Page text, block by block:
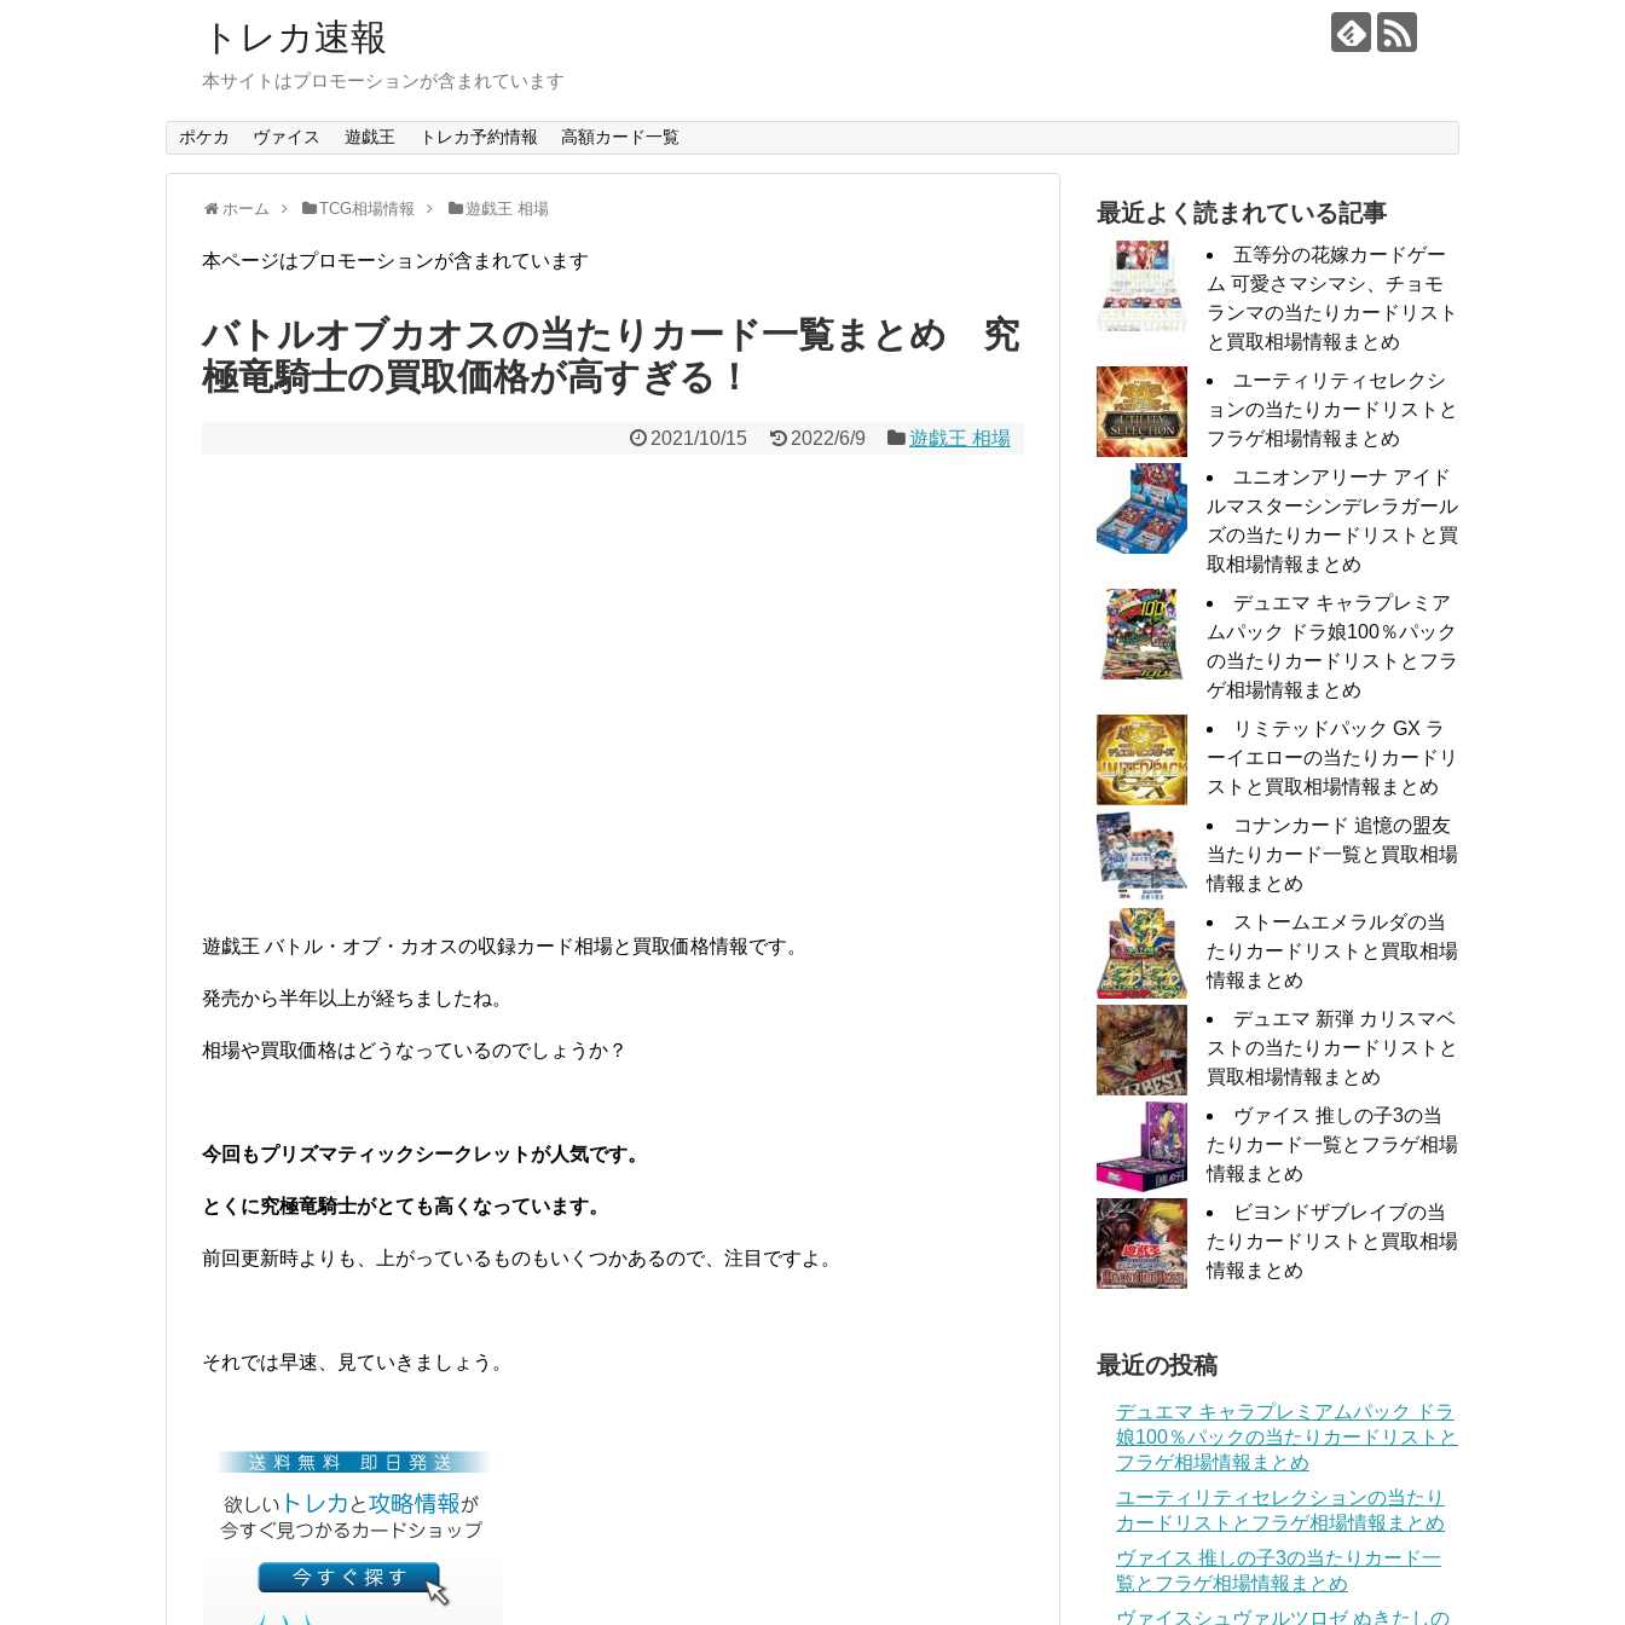
トレカ速報
本サイトはプロモーションが含まれています
ポケカ ヴァイス 遊戯王 トレカ予約情報 高額カード一覧
ホーム TCG相場情報 遊戯王 相場
本ページはプロモーションが含まれています
バトルオブカオスの当たりカード一覧まとめ 究
極竜騎士の買取価格が高すぎる！
2021/10/15 2022/6/9 遊戯王 相場
遊戯王 バトル・オブ・カオスの収録カード相場と買取価格情報です。
発売から半年以上が経ちましたね。
相場や買取価格はどうなっているのでしょうか？
今回もプリズマティックシークレットが人気です。
とくに究極竜騎士がとても高くなっています。
前回更新時よりも、上がっているものもいくつかあるので、注目ですよ。
それでは早速、見ていきましょう。
最近よく読まれている記事
五等分の花嫁カードゲー
ム 可愛さマシマシ、チョモ
ランマの当たりカードリスト
と買取相場情報まとめ
ユーティリティセレクシ
ョンの当たりカードリストと
フラゲ相場情報まとめ
ユニオンアリーナ アイド
ルマスターシンデレラガール
ズの当たりカードリストと買
取相場情報まとめ
デュエマ キャラプレミア
ムパック ドラ娘100％パック
の当たりカードリストとフラ
ゲ相場情報まとめ
リミテッドパック GX ラ
ーイエローの当たりカードリ
ストと買取相場情報まとめ
コナンカード 追憶の盟友
当たりカード一覧と買取相場
情報まとめ
ストームエメラルダの当
たりカードリストと買取相場
情報まとめ
デュエマ 新弾 カリスマベ
ストの当たりカードリストと
買取相場情報まとめ
ヴァイス 推しの子3の当
たりカード一覧とフラゲ相場
情報まとめ
ビヨンドザブレイブの当
たりカードリストと買取相場
情報まとめ
最近の投稿
デュエマ キャラプレミアムパック ドラ
娘100％パックの当たりカードリストと
フラゲ相場情報まとめ
ユーティリティセレクションの当たり
カードリストとフラゲ相場情報まとめ
ヴァイス 推しの子3の当たりカード一
覧とフラゲ相場情報まとめ
ヴァイスシュヴァルツロゼ ぬきたしの